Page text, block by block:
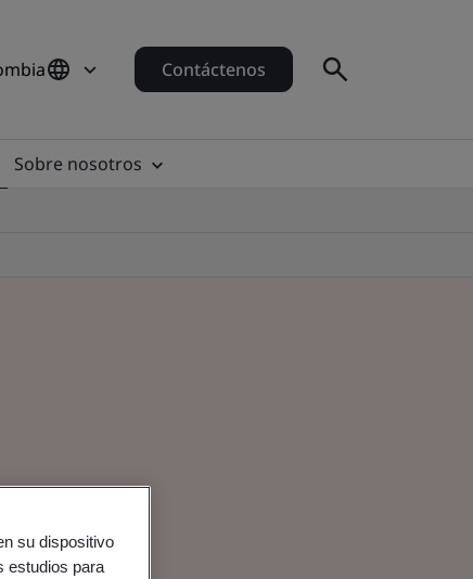
Contáctenos
Sobre nosotros
su dispositivo
estudios para